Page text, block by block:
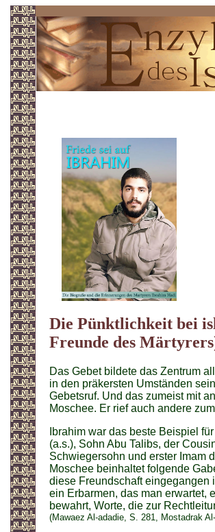
Die Pünktlichkeit bei
Freunde des
Das Gebet bildete das Zentrum
in den präkersten Umständen
Gebetsruf. Und das zumeist mit
Moschee. Er rief auch andere
Ibrahim war das beste Beispiel
(a.s.), Sohn Abu Talibs, der
Schwiegersohn und erster Imam
Moschee beinhaltet folgende
diese Freundschaft eingegangen
ein Erbarmen, das man erwartet,
bewahrt, Worte, die zur
(Mawaez Al-adadie, S. 281, Mostadrak